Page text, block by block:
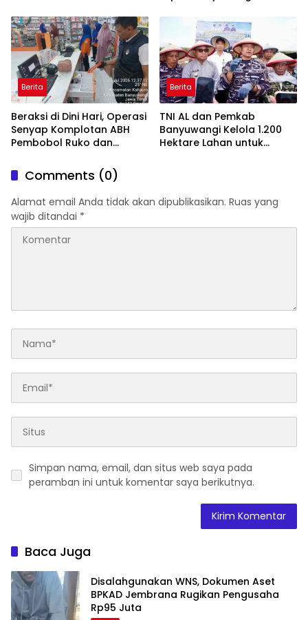
Trenggalek
Berita
Beraksi di Dini Hari, Operasi
Senyap Komplotan ABH
Pembobol Ruko dan
Macan Blambangan
Berita
TNI AL dan Pemkab
Banyuwangi Kelola 1.200
Hektare Lahan untuk
Comments (0)
Alamat email Anda tidak akan dipublikasikan. Ruas yang
wajib ditandai *
Simpan nama, email, dan situs web saya pada
peramban ini untuk komentar saya berikutnya.
Baca Juga
Disalahgunakan WNS, Dokumen Aset
BPKAD Jembrana Rugikan Pengusaha
Rp95 Juta